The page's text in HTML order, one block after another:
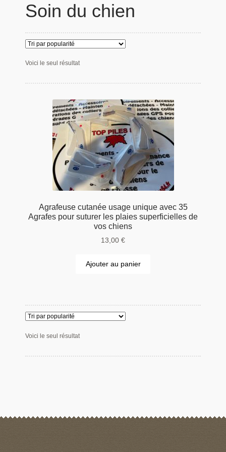
Panier
Produits populaires
Qui sommes-nous
Soin du chien
Voici le seul résultat
Agrafeuse cutanée usage unique avec 35
Agrafes pour suturer les plaies superficielles de
vos chiens
13,00 €
Ajouter au panier
Voici le seul résultat